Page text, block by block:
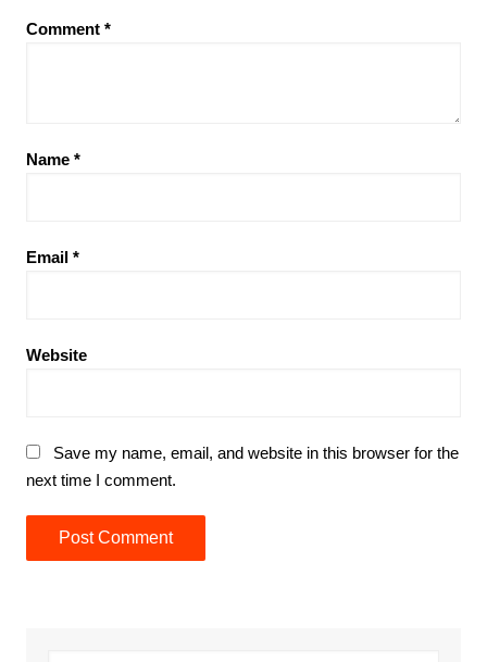
Comment *
Name *
Email *
Website
Save my name, email, and website in this browser for the
next time I comment.